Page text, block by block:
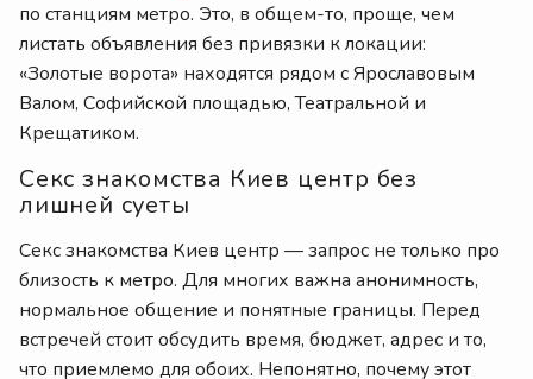
по станциям метро. Это, в общем-то, проще, чем
листать объявления без привязки к локации:
«Золотые ворота» находятся рядом с Ярославовым
Валом, Софийской площадью, Театральной и
Крещатиком.
Секс знакомства Киев центр без
лишней суеты
Секс знакомства Киев центр — запрос не только про
близость к метро. Для многих важна анонимность,
нормальное общение и понятные границы. Перед
встречей стоит обсудить время, бюджет, адрес и то,
что приемлемо для обоих. Непонятно, почему этот